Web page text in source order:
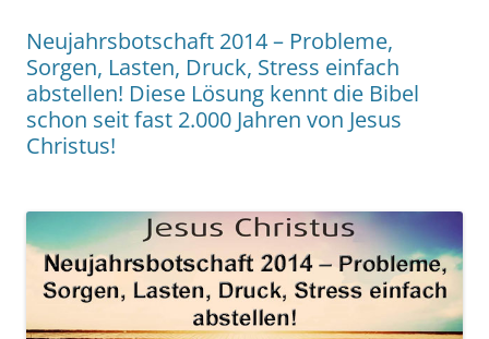
Neujahrsbotschaft 2014 – Probleme,
Sorgen, Lasten, Druck, Stress einfach
abstellen! Diese Lösung kennt die Bibel
schon seit fast 2.000 Jahren von Jesus
Christus!